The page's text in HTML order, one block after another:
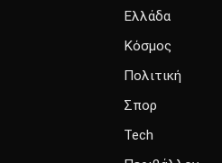
Ελλάδα
Κόσμος
Πολιτική
Σπορ
Tech